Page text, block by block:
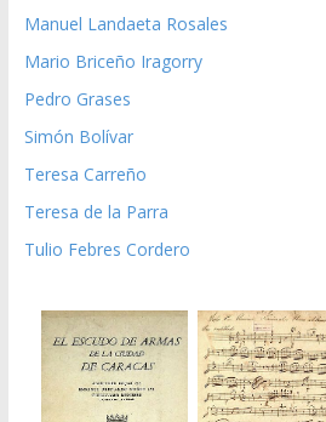
Manuel Landaeta Rosales
Mario Briceño Iragorry
Pedro Grases
Simón Bolívar
Teresa Carreño
Teresa de la Parra
Tulio Febres Cordero